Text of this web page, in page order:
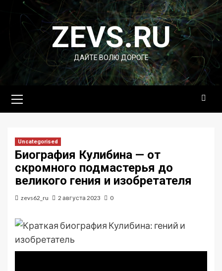
Перейти
содержимомуZEVS.RU
ДАЙТЕ ВОЛЮ ДОРОГЕ
меню
Uncategorised
Биография Кулибина — от
скромного подмастерья до
великого гения и изобретателя
zevs62_ru 2 августа 2023 0